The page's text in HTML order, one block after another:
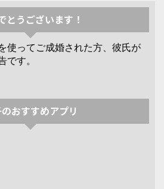
とうございます！
使ってご成婚された方、彼氏が
です。
おすすめアプリ